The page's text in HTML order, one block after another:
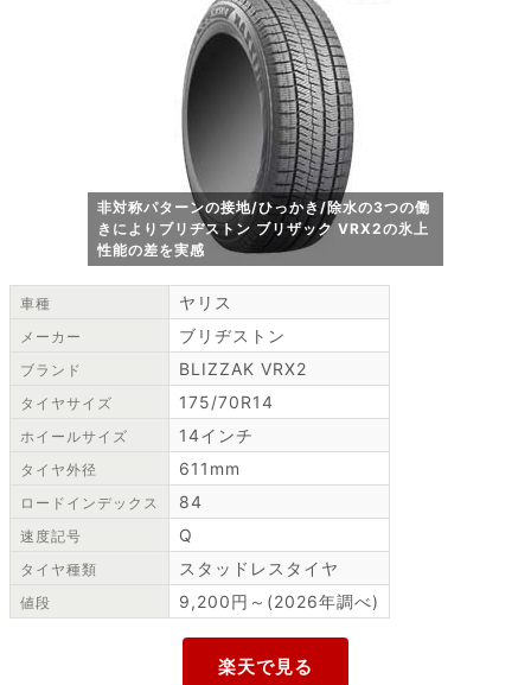
非対称パターンの接地/ひっかき/除水の3つの働
きによりブリヂストン ブリザック VRX2の氷上
性能の差を実感
車種 ヤリス
メーカー ブリヂストン
ブランド BLIZZAK VRX2
タイヤサイズ 175/70R14
ホイールサイズ 14インチ
タイヤ外径 611mm
ロードインデックス 84
速度記号 Q
タイヤ種類 スタッドレスタイヤ
値段 9,200円～(2026年調べ)